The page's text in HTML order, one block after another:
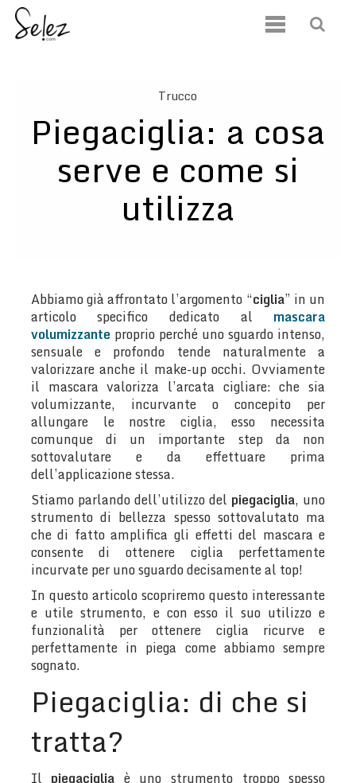
Trucco
Piegaciglia: a cosa
serve e come si
utilizza
Abbiamo già affrontato l’argomento “ciglia” in un
articolo specifico dedicato al mascara
volumizzanteproprio perché uno sguardo intenso,
sensuale e profondo tende naturalmente a
valorizzare anche il make-up occhi. Ovviamente
il mascara valorizza l’arcata cigliare: che sia
volumizzante, incurvante o concepito per
allungare le nostre ciglia, esso necessita
comunque di un importante step da non
sottovalutare e da effettuare prima
dell’applicazione stessa.
Stiamo parlando dell’utilizzo del piegaciglia, uno
strumento di bellezza spesso sottovalutato ma
che di fatto amplifica gli effetti del mascara e
consente di ottenere ciglia perfettamente
incurvate per uno sguardo decisamente al top!
In questo articolo scopriremo questo interessante
e utile strumento, e con esso il suo utilizzo e
funzionalità per ottenere ciglia ricurve e
perfettamente in piega come abbiamo sempre
sognato.
Piegaciglia: di che si
tratta?
Il piegaciglia è uno strumento troppo spesso